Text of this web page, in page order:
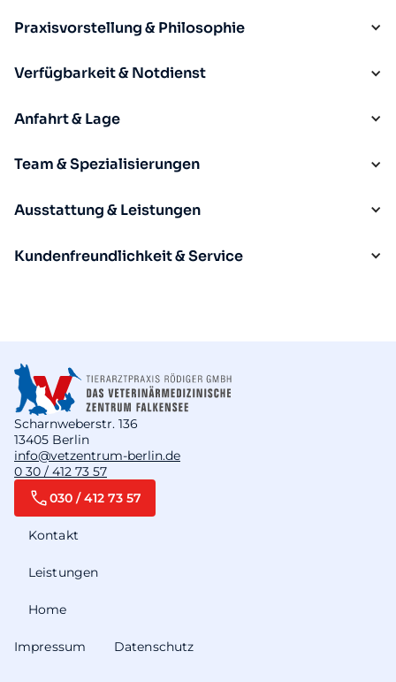
Praxisvorstellung & Philosophie
Verfügbarkeit & Notdienst
Anfahrt & Lage
Team & Spezialisierungen
Ausstattung & Leistungen
Kundenfreundlichkeit & Service
Scharnweberstr. 136
13405 Berlin
info@vetzentrum-berlin.de
0 30 / 412 73 57
Home
Leistungen
Kontakt
030 / 412 73 57
Impressum Datenschutz